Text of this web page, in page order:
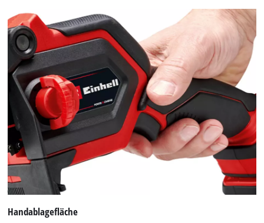
Handablagefläche